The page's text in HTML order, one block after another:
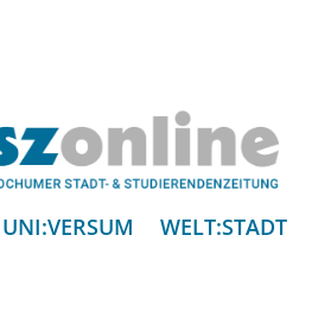
UNI:VERSUM WELT:STADT